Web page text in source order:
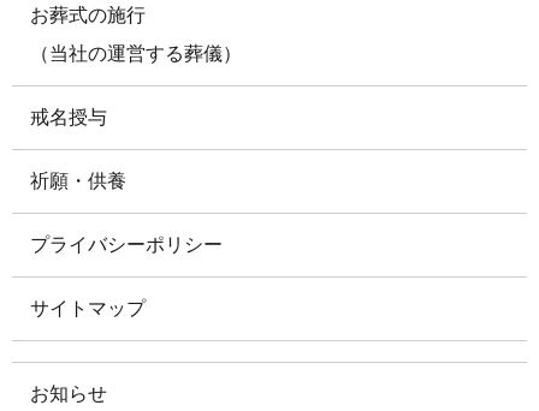
お葬式の施行
（当社の運営する葬儀）
戒名授与
祈願・供養
プライバシーポリシー
サイトマップ
お知らせ